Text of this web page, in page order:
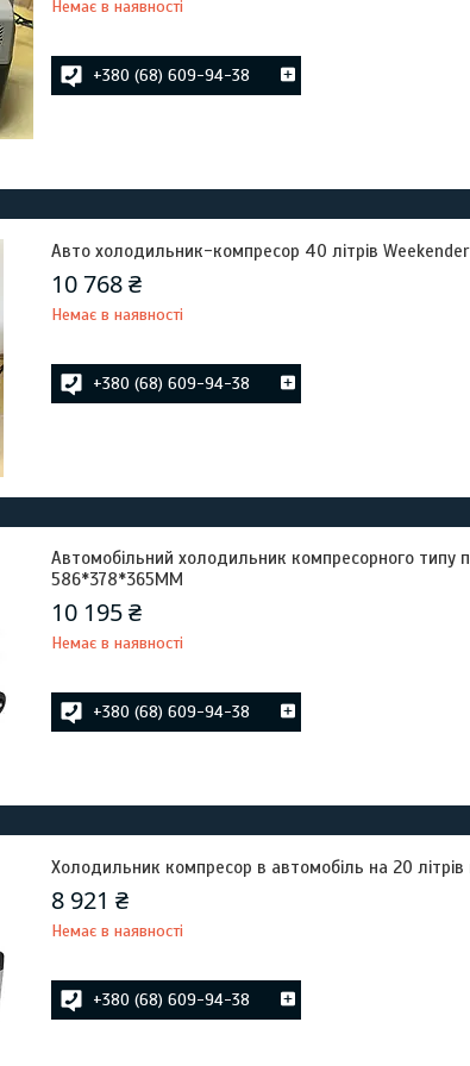
Немає в наявності
+380 (68) 609-94-38
Авто холодильник-компресор 40 літрів Weekender
10 768 ₴
Немає в наявності
+380 (68) 609-94-38
Автомобільний холодильник компресорного типу
586*378*365MM
10 195 ₴
Немає в наявності
+380 (68) 609-94-38
Холодильник компресор в автомобіль на 20
8 921 ₴
Немає в наявності
+380 (68) 609-94-38